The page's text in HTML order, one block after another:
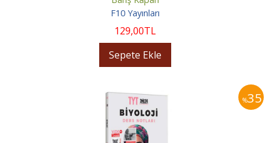
F10 Yayınları
129,00TL
Sepete Ekle
%35